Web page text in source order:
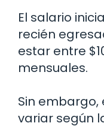
El salario
recién
estar entre
mensuales.
Sin
variar según